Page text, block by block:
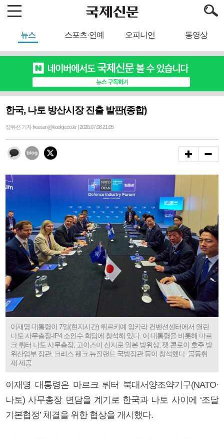
뉴스 스포츠·연예 오피니언 동영상
한국, 나토 방산시장 진출 발판(종합)
정유선 기자 freesun@kookje.co.kr | 2026.07.08 21:05
이재명 대통령이 7일(현지시간) 튀르키예 앙카라 컨벤션센터에서 열린
나토 사무총장-IP4 소인수 회담에 참석해 있다. 이 대통령을 비롯해 마르
크 뤼터 나토 사무총장, 고이즈미 신지로 일본 방위상, 팻 콘로이 호주 방
위산업부 장관, 크리스 펜크 뉴질랜드 국방장관 등이 참석했다. 공동취
재 제공
이재명 대통령은 마르크 뤼터 북대서양조약기구(NATO·
나토) 사무총장 면담을 계기로 한국과 나토 사이에 ‘조달
기본협정’ 체결을 위한 협상을 개시했다.